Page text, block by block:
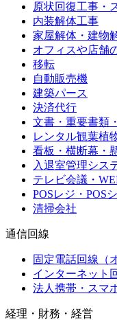
原状回復工事・
内装解体工事
家屋解体・建物
オフィスや店舗
移転
自動販売機
建築パース
決済代行
文書・重要書類
レンタル観葉植
看板・横断幕・
入退室管理シス
テレビ会議・
POSレジ・POS
清掃会社
通信回線
固定電話回線（
インターネット
法人携帯・スマ
経理・財務・経営